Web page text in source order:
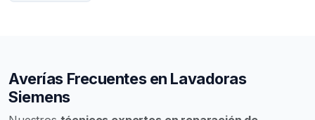
Averías Frecuentes en Lavadoras
Siemens